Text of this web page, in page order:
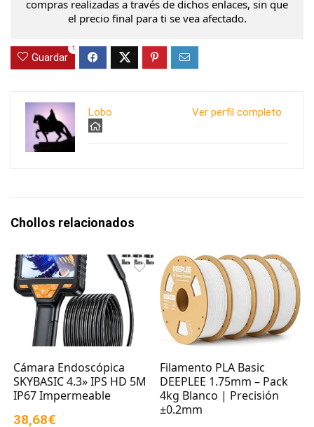
compras realizadas a través de dichos enlaces, sin que
el precio final para ti se vea afectado.
Guardar
1
Ver perfil completo
Lobo
Chollos relacionados
Cámara Endoscópica
SKYBASIC 4.3» IPS HD 5M
IP67 Impermeable
38,68€
Filamento PLA Basic
DEEPLEE 1.75mm – Pack
4kg Blanco | Precisión
±0.2mm